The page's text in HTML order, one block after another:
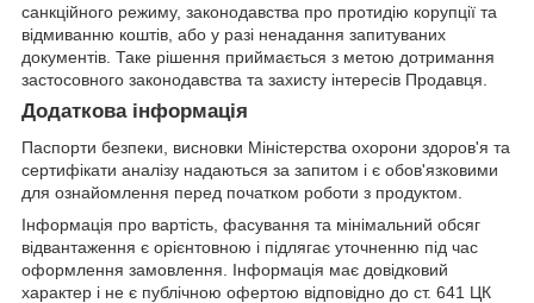
санкційного режиму, законодавства про протидію корупції та
відмиванню коштів, або у разі ненадання запитуваних
документів. Таке рішення приймається з метою дотримання
застосовного законодавства та захисту інтересів Продавця.
Додаткова інформація
Паспорти безпеки, висновки Міністерства охорони здоров'я та
сертифікати аналізу надаються за запитом і є обов'язковими
для ознайомлення перед початком роботи з продуктом.
Інформація про вартість, фасування та мінімальний обсяг
відвантаження є орієнтовною і підлягає уточненню під час
оформлення замовлення. Інформація має довідковий
характер і не є публічною офертою відповідно до ст. 641 ЦК